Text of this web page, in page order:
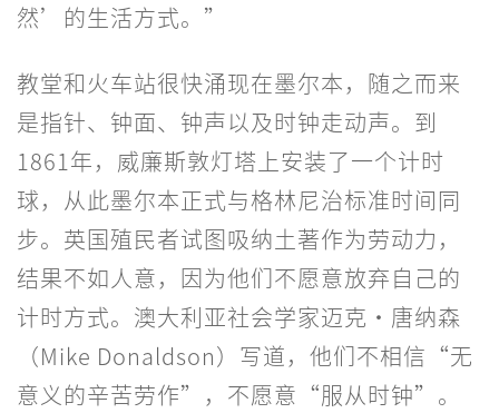
然’的生活方式。”
教堂和火车站很快涌现在墨尔本，随之而来
是指针、钟面、钟声以及时钟走动声。到
1861年，威廉斯敦灯塔上安装了一个计时
球，从此墨尔本正式与格林尼治标准时间同
步。英国殖民者试图吸纳土著作为劳动力，
结果不如人意，因为他们不愿意放弃自己的
计时方式。澳大利亚社会学家迈克·唐纳森
（Mike Donaldson）写道，他们不相信“无
意义的辛苦劳作”，不愿意“服从时钟”。